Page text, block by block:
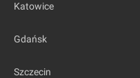
Katowice
Gdańsk
Szczecin